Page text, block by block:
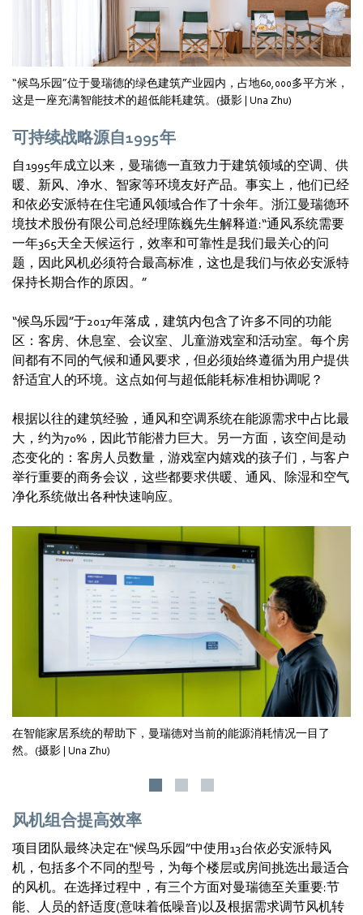
“候鸟乐园”位于曼瑞德的绿色建筑产业园内，占地60,000多平方米，
这是一座充满智能技术的超低能耗建筑。(摄影 | Una Zhu)
可持续战略源自1995年
自1995年成立以来，曼瑞德一直致力于建筑领域的空调、供
暖、新风、净水、智家等环境友好产品。事实上，他们已经
和依必安派特在住宅通风领域合作了十余年。浙江曼瑞德环
境技术股份有限公司总经理陈巍先生解释道:“通风系统需要
一年365天全天候运行，效率和可靠性是我们最关心的问
题，因此风机必须符合最高标准，这也是我们与依必安派特
保持长期合作的原因。”
“候鸟乐园”于2017年落成，建筑内包含了许多不同的功能
区：客房、休息室、会议室、儿童游戏室和活动室。每个房
间都有不同的气候和通风要求，但必须始终遵循为用户提供
舒适宜人的环境。这点如何与超低能耗标准相协调呢？
根据以往的建筑经验，通风和空调系统在能源需求中占比最
大，约为70%，因此节能潜力巨大。另一方面，该空间是动
态变化的：客房人员数量，游戏室内嬉戏的孩子们，与客户
举行重要的商务会议，这些都要求供暖、通风、除湿和空气
净化系统做出各种快速响应。
在智能家居系统的帮助下，曼瑞德对当前的能源消耗情况一目了
然。(摄影 | Una Zhu)
风机组合提高效率
项目团队最终决定在“候鸟乐园”中使用13台依必安派特风
机，包括多个不同的型号，为每个楼层或房间挑选出最适合
的风机。在选择过程中，有三个方面对曼瑞德至关重要:节
能、人员的舒适度(意味着低噪音)以及根据需求调节风机转